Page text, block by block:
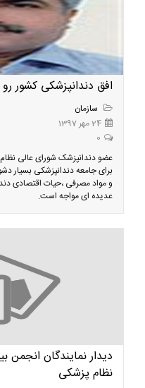
افق دندانپزشکی کشور
سازمان
24 مهر 1397
0
عضو دندانپزشک شورای عالی
برای جامعه دندانپزشکی بسیار
و مواد مصرفی ،حیات اقتصادی
عدیده ای مواجه است.
دیدار نمایندگان انجمن
نظام پزشکی